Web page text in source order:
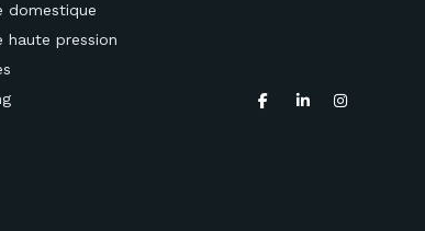
domestique
haute pression